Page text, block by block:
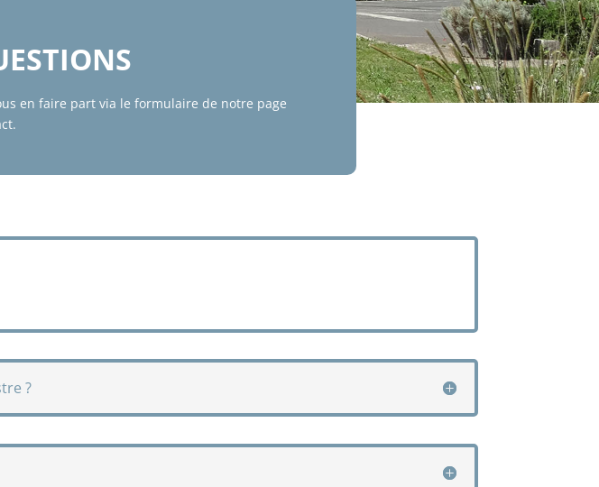
en faire part via le formulaire de notre page
?